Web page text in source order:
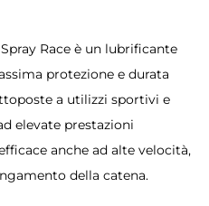
Race è un lubrificante
protezione e durata
a utilizzi sportivi e
elevate prestazioni
anche ad alte velocità,
della catena.